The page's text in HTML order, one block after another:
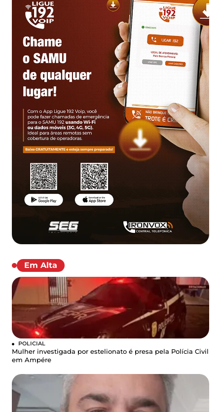
Em Alta
POLICIAL
Mulher investigada por estelionato é presa pela Polícia Civil
em Ampére